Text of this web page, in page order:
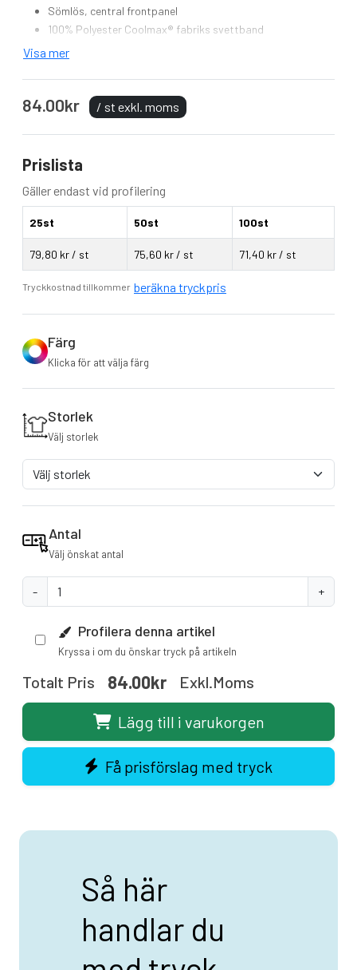
Sömlös, central frontpanel
100% Polyester Coolmax® fabriks svettband
Rip-Strip ™ storlek justerare
Visa mer
84.00kr / st exkl. moms
Prislista
Gäller endast vid profilering
25st 50st 100st
79,80 kr / st 75,60 kr / st 71,40 kr / st
Tryckkostnad tillkommer beräkna tryckpris
Färg
Klicka för att välja färg
Storlek
Välj storlek
Antal
Välj önskat antal
- +
Profilera denna artikel
Kryssa i om du önskar tryck på artikeln
Totalt Pris 84.00kr Exkl.moms
Lägg till i varukorgen
Få prisförslag med tryck
Så här
handlar du